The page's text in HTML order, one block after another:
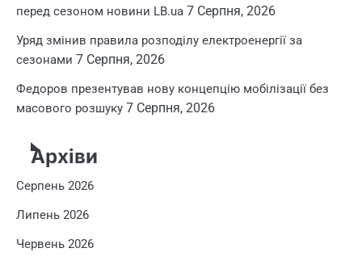
перед сезоном новини LB.ua 7 Серпня, 2026
Уряд змінив правила розподілу електроенергії за
сезонами 7 Серпня, 2026
Федоров презентував нову концепцію мобілізації без
масового розшуку 7 Серпня, 2026
Архіви
Серпень 2026
Липень 2026
Червень 2026